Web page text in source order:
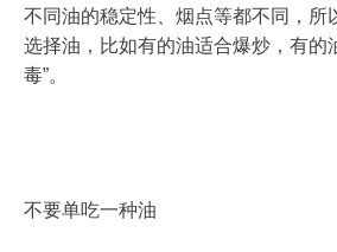
不同油的稳定性、烟点等都不同，所
选择油，比如有的油适合爆炒，有的
毒”。
不要单吃一种油